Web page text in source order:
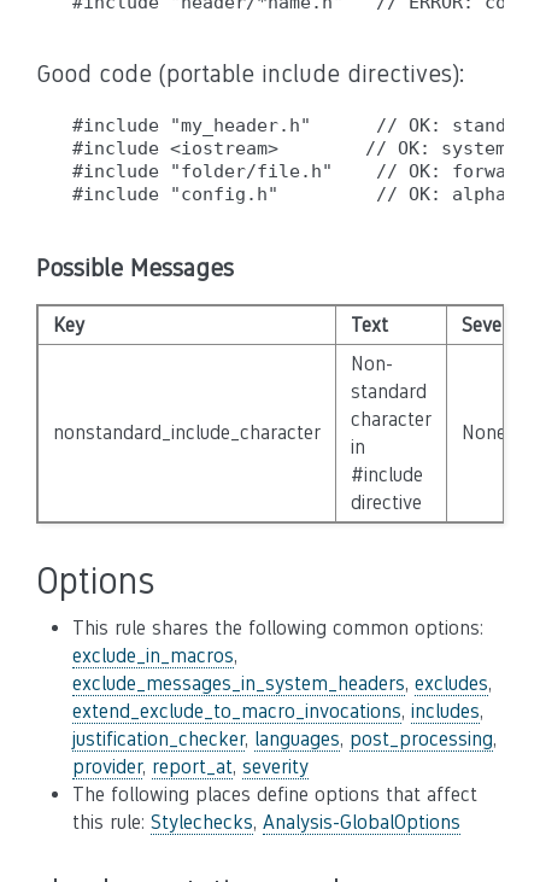
Good code (portable include directives):
#include "my_header.h"      // OK:
#include <iostream>        // OK: system
#include "folder/file.h"    // OK: forward
Possible Messages
Key Text Severity
nonstandard_include_character
Non-
standard
character
in
#include
directive
None
Options
This rule shares the following common options:
exclude_in_macros,
exclude_messages_in_system_headers, excludes,
extend_exclude_to_macro_invocations, includes,
justification_checker, languages, post_processing,
provider, report_at, severity
The following places define options that affect
this rule: Stylechecks, Analysis-GlobalOptions